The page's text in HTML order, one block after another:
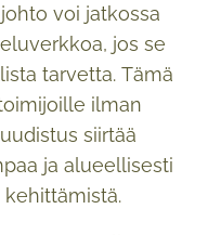
voi jatkossa
jos se
tarvetta. Tämä
ilman
siirtää
ja alueellisesti